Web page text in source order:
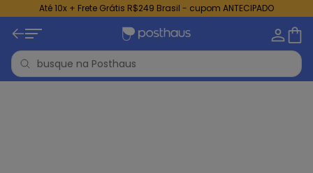
Até 10x + Frete Grátis R$249 Brasil - cupom ANTECIPADO